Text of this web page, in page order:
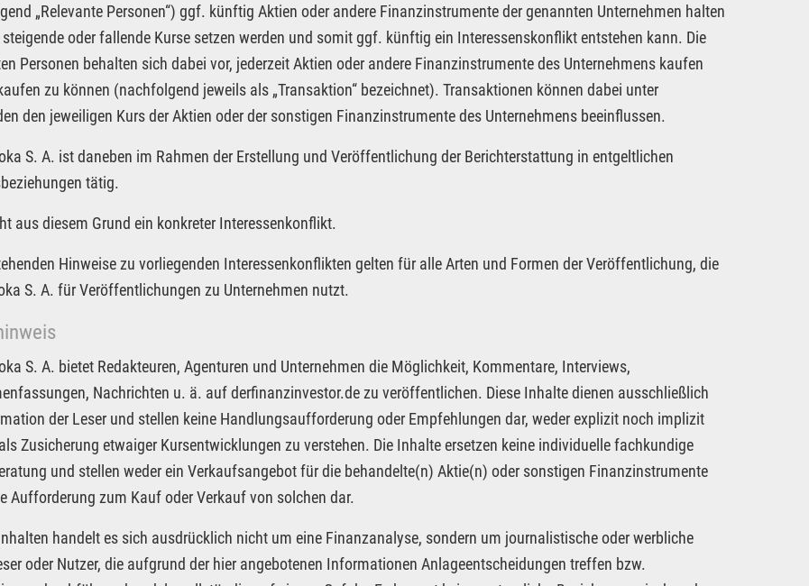
„Relevante Personen“) ggf. künftig Aktien oder andere Finanzinstrumente der genannten Unternehmen halten
oder fallende Kurse setzen werden und somit ggf. künftig ein Interessenskonflikt entstehen kann. Die
Personen behalten sich dabei vor, jederzeit Aktien oder andere Finanzinstrumente des Unternehmens kaufen
zu können (nachfolgend jeweils als „Transaktion“ bezeichnet). Transaktionen können dabei unter
den jeweiligen Kurs der Aktien oder der sonstigen Finanzinstrumente des Unternehmens beeinflussen.
S. A. ist daneben im Rahmen der Erstellung und Veröffentlichung der Berichterstattung in entgeltlichen
tätig.
aus diesem Grund ein konkreter Interessenkonflikt.
Hinweise zu vorliegenden Interessenkonflikten gelten für alle Arten und Formen der Veröffentlichung, die
S. A. für Veröffentlichungen zu Unternehmen nutzt.
S. A. bietet Redakteuren, Agenturen und Unternehmen die Möglichkeit, Kommentare, Interviews,
Nachrichten u. ä. auf derfinanzinvestor.de zu veröffentlichen. Diese Inhalte dienen ausschließlich
der Leser und stellen keine Handlungsaufforderung oder Empfehlungen dar, weder explizit noch implizit
Zusicherung etwaiger Kursentwicklungen zu verstehen. Die Inhalte ersetzen keine individuelle fachkundige
und stellen weder ein Verkaufsangebot für die behandelte(n) Aktie(n) oder sonstigen Finanzinstrumente
Aufforderung zum Kauf oder Verkauf von solchen dar.
handelt es sich ausdrücklich nicht um eine Finanzanalyse, sondern um journalistische oder werbliche
oder Nutzer, die aufgrund der hier angebotenen Informationen Anlageentscheidungen treffen bzw.